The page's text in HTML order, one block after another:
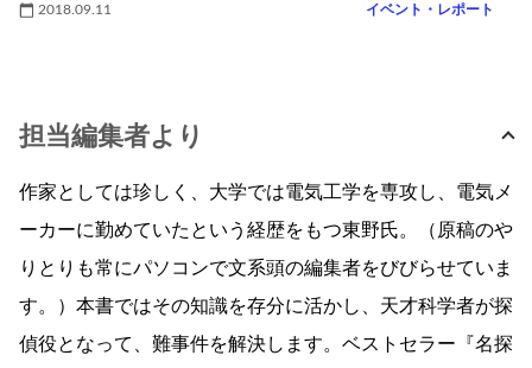
2018.09.11 イベント・レポート
担当編集者より
作家としては珍しく、大学では電気工学を専攻し、電気メ
ーカーに勤めていたという経歴をもつ東野氏。（原稿のや
りとりも常にパソコンで文系頭の編集者をびびらせていま
す。）本書ではその知識を存分に活かし、天才科学者が探
偵役となって、難事件を解決します。ベストセラー『名探